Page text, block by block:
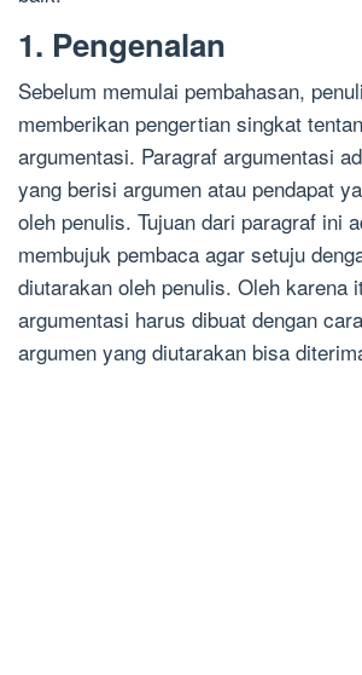
1. Pengenalan
Sebelum memulai pembahasan,
memberikan pengertian singkat
argumentasi. Paragraf argumentasi
yang berisi argumen atau pendapat
oleh penulis. Tujuan dari paragraf ini
membujuk pembaca agar setuju
diutarakan oleh penulis. Oleh karena
argumentasi harus dibuat dengan
argumen yang diutarakan bisa